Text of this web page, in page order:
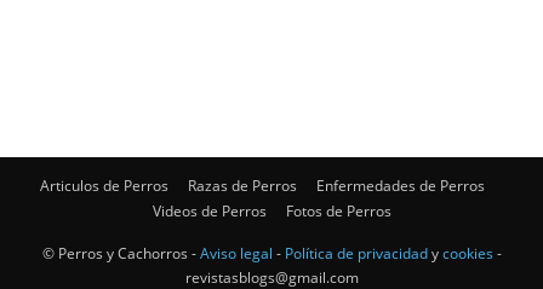
Articulos de Perros Razas de Perros
Enfermedades de Perros
Videos de Perros
Fotos de Perros
© Perros y Cachorros -Aviso legal - Política de privacidadycookies -
revistasblogs@gmail.com